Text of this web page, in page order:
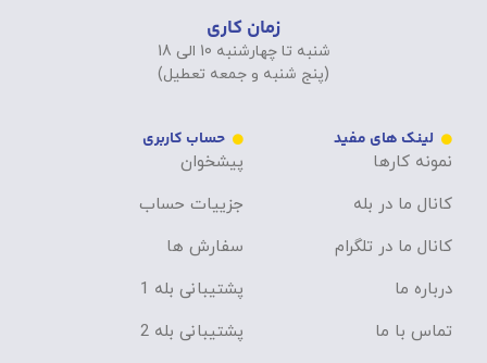
زمان کاری
شنبه تا چهارشنبه 10 الی 18
(پنج شنبه و جمعه تعطیل)
لینک های مفید
نمونه کارها
کانال ما در بله
کانال ما در تلگرام
درباره ما
تماس با ما
حساب کاربری
پیشخوان
جزییات حساب
سفارش ها
پشتیبانی بله 1
پشتیبانی بله 2